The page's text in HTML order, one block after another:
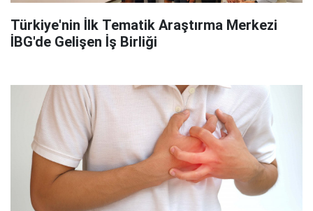
Türkiye'nin İlk Tematik Araştırma Merkezi
İBG'de Gelişen İş Birliği